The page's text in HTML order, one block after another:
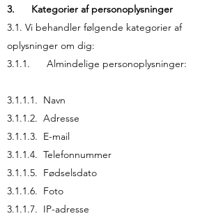
3. Kategorier af personoplysninger
3.1. Vi behandler følgende kategorier af
oplysninger om dig:
3.1.1. Almindelige personoplysninger:
3.1.1.1. Navn
3.1.1.2. Adresse
3.1.1.3. E-mail
3.1.1.4. Telefonnummer
3.1.1.5. Fødselsdato
3.1.1.6. Foto
3.1.1.7. IP-adresse